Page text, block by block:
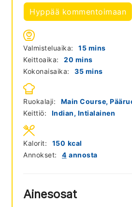
Hyppää kommentoimaan
Valmisteluaika: 15minutes
mins
Keittoaika:
20 minutes
mins
Kokonaisaika:
35minutes
mins
Ruokalaji:
Main Course,
Keittiö:
Indian, Intialainen
Annokset: 4 annosta
Kalorit: 150 kcal
Ainesosat